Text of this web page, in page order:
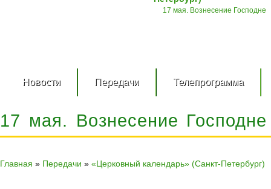
17 мая. Вознесение Господне
Новости Передачи Телепрограмма
17 мая. Вознесение Господне
Главная » Передачи » «Церковный календарь» (Санкт-Петербург)